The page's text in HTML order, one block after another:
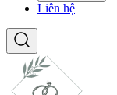
Liên hệ